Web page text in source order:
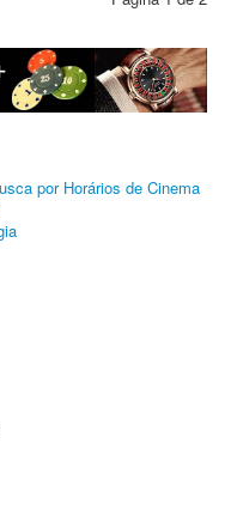
por Horários de Cinema